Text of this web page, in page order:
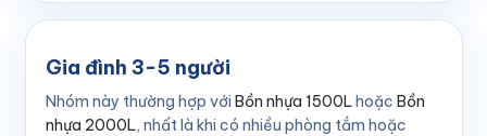
Gia đình 3-5 người
Nhóm này thường hợp với Bồn nhựa 1500Lhoặc Bồn
nhựa 2000L, nhất là khi có nhiều phòng tắm hoặc